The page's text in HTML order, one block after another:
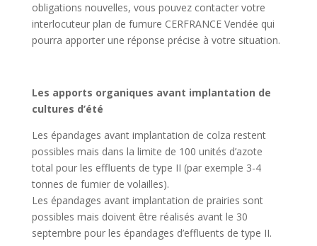
obligations nouvelles, vous pouvez contacter votre
interlocuteur plan de fumure CERFRANCE Vendée qui
pourra apporter une réponse précise à votre situation.
Les apports organiques avant implantation de
cultures d’été
Les épandages avant implantation de colza restent
possibles mais dans la limite de 100 unités d’azote
total pour les effluents de type II (par exemple 3-4
tonnes de fumier de volailles).
Les épandages avant implantation de prairies sont
possibles mais doivent être réalisés avant le 30
septembre pour les épandages d’effluents de type II.